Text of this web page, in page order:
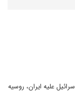
علیه ایران، روسیه